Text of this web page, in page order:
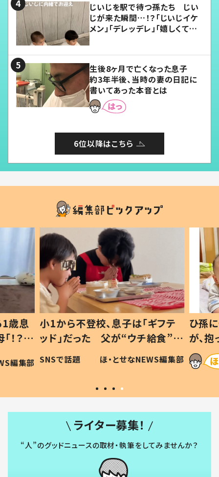
じいじを駅で待つ孫たち じい
じが来た瞬間…！？「じいじイケ
メン」「デレッデレ」「嬉しくて可
生後8ヶ月で亡くなった息子
約3年半後、当時の妻の日記に
書いてあった本音とは
6位以降はこちら
歳息
？」
編集部
小1から不登校、息子は「ギフテ
ッド」だった 父が“ウチ給食”を
作り続ける理由とは #令和の親
#令和の子
SNSで話題 ほ・とせなNEWS編集部
ひ孫
が、
「涙
い」
ライター募集！
“人”のグッドニュースの取材・執筆をしてみませんか？